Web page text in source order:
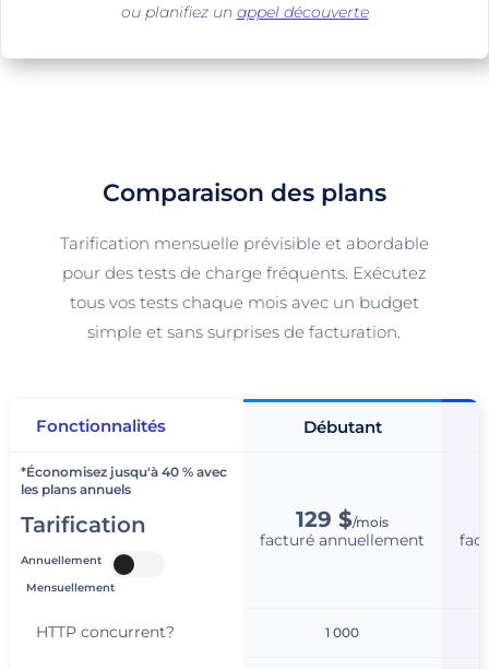
ou planifiez un appel découverte
Comparaison des plans
Tarification mensuelle prévisible et abordable
pour des tests de charge fréquents. Exécutez
tous vos tests chaque mois avec un budget
simple et sans surprises de facturation.
Fonctionnalités Débutant
*Économisez jusqu'à 40 % avec
les plans annuels
Tarification
Annuellement
Mensuellement
129 $/mois
facturé annuellement
HTTP concurrent? 1 000